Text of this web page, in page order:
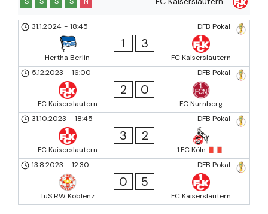
DFB Pokal
31.1.2024 - 18:45
Hertha Berlin
1 3
FC Kaiserslautern
DFB Pokal
5.12.2023 - 16:00
FC Kaiserslautern
2 0
FC Nurnberg
DFB Pokal
31.10.2023 - 18:45
FC Kaiserslautern
3 2
1.FC Köln
DFB Pokal
13.8.2023 - 12:30
TuS RW Koblenz
0 5
FC Kaiserslautern